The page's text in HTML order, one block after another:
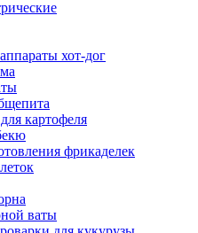
хот-дог
картофеля
фрикаделек
ваты